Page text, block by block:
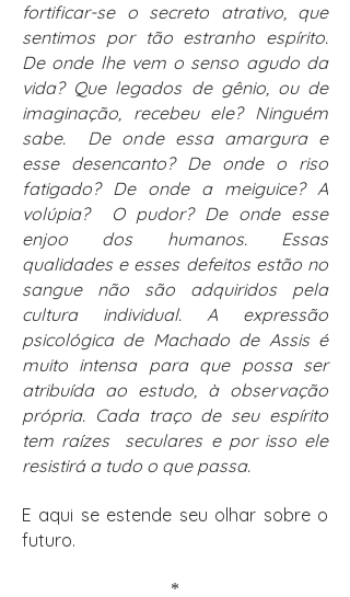
fortificar-se o secreto atrativo, que
sentimos por tão estranho espírito.
De onde lhe vem o senso agudo da
vida? Que legados de gênio, ou de
imaginação, recebeu ele? Ninguém
sabe. De onde essa amargura e
esse desencanto? De onde o riso
fatigado? De onde a meiguice? A
volúpia? O pudor? De onde esse
enjoo dos humanos. Essas
qualidades e esses defeitos estão no
sangue não são adquiridos pela
cultura individual. A expressão
psicológica de Machado de Assis é
muito intensa para que possa ser
atribuída ao estudo, à observação
própria. Cada traço de seu espírito
tem raízes seculares e por isso ele
resistirá a tudo o que passa.
E aqui se estende seu olhar sobre o
futuro.
*